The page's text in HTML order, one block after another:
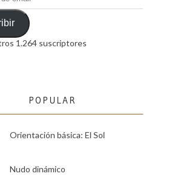
1.264 suscriptores
POPULAR
Orientación básica: El Sol
Nudo dinámico